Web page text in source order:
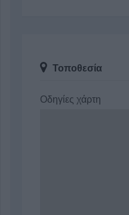
Τοποθεσία
Οδηγίες χάρτη